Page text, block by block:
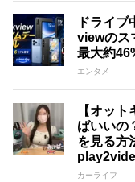
ドライ
viewのス
最大約
エンタメ
【オッ
ばいいの
を見る方
カーライフ